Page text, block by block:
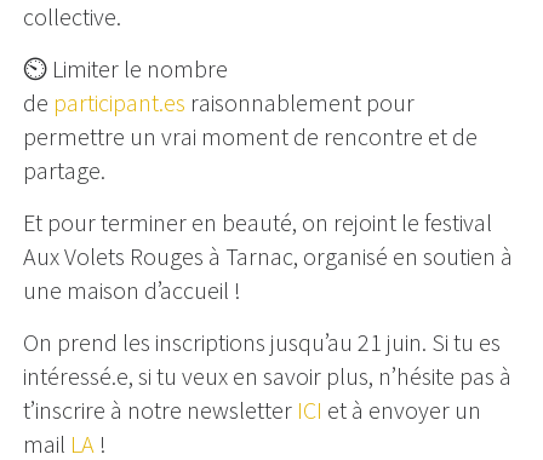
collective.
⏲ Limiter le nombre
de participant.es raisonnablement pour
permettre un vrai moment de rencontre et de
partage.
Et pour terminer en beauté, on rejoint le festival
Aux Volets Rouges à Tarnac, organisé en soutien à
une maison d’accueil !
On prend les inscriptions jusqu’au 21 juin. Si tu es
intéressé.e, si tu veux en savoir plus, n’hésite pas à
t’inscrire à notre newsletter ICI et à envoyer un
mail LA !